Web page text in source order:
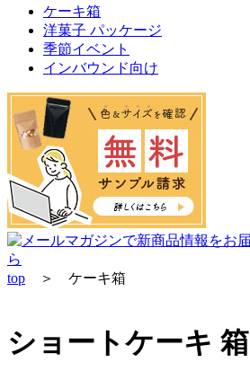
ケーキ箱
洋菓子 パッケージ
季節イベント
インバウンド向け
top ＞ ケーキ箱
ショートケーキ 箱